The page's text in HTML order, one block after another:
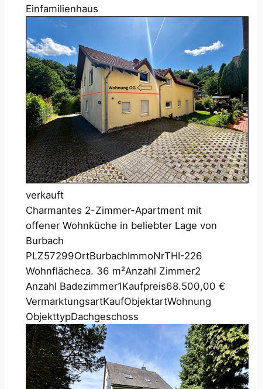
Einfamilienhaus
verkauft
Charmantes 2-Zimmer-Apartment mit
offener Wohnküche in beliebter Lage von
Burbach
PLZ57299OrtBurbachImmoNrTHI-226
Wohnflächeca. 36 m²Anzahl Zimmer2
Anzahl Badezimmer1Kaufpreis68.500,00 €
VermarktungsartKaufObjektartWohnung
ObjekttypDachgeschoss